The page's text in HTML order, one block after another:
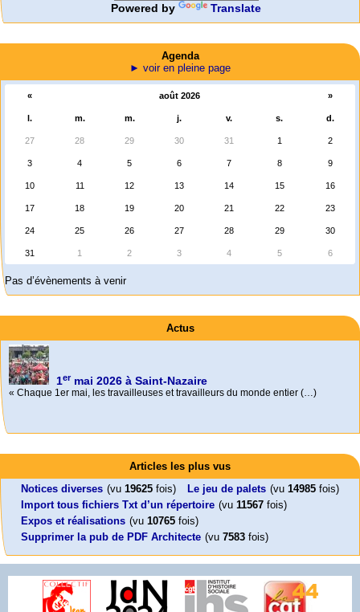
Powered by Translate
Agenda
► voir en pleine page
« août 2026 »
l. m. m. j. v. s. d.
27 28 29 30 31 1 2
3 4 5 6 7 8 9
10 11 12 13 14 15 16
17 18 19 20 21 22 23
24 25 26 27 28 29 30
31 1 2 3 4 5 6
Pas d’évènements à venir
Actus
1ermai 2026 à Saint-Nazaire
« Chaque 1er mai, les travailleuses et travailleurs du monde entier (…)
Foutez-nous la paix !
Aujourd’hui, mercredi 18 mars 2026, le président de la République
Emmanuel (…)
Leonard Peltier libre !
Leonard Peltier, un Amérindien condamné deux fois à la prison à vie pour
un (…)
En Pays-de-la-Loire le couperet est tombé !
« La présidente Horizons de la région Pays de la Loire veut faire voter ce (…)
Mon CV... Cette perle indique une nouveauté, ou le dernier travail (…)
Articles les plus vus
Notices diverses (vu 19625 fois) Le jeu de palets (vu 14985 fois)
Import tous fichiers Txt d’un répertoire (vu 11567 fois)
Expos et réalisations (vu 10765 fois)
Supprimer la pub de PDF Architecte (vu 7583 fois)